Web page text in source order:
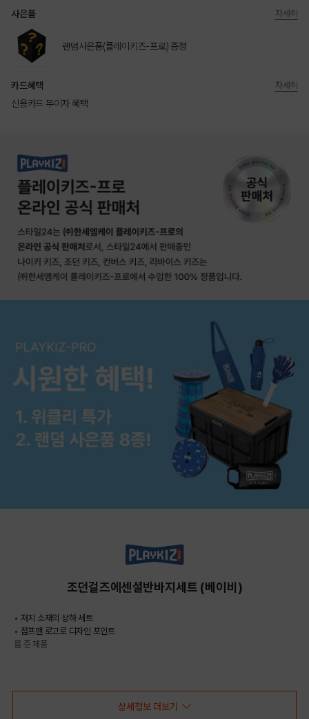
사은품
랜덤사은품(플레이키즈-프로) 증정
자세히
카드혜택
신용카드 무이자 혜택
자세히
조던걸즈에센셜반바지세트 (베이비)
• 저지 소재의 상하 세트
• 점프맨 로고로 디자인 포인트
를 준 제품
상세정보 더보기